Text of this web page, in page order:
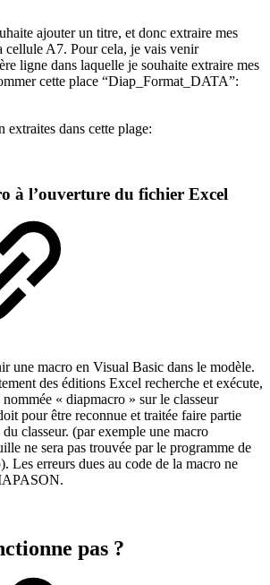
ajouter un titre, et donc extraire mes
cellule A7. Pour cela, je vais venir
ligne dans laquelle je souhaite extraire mes
cette place “Diap_Format_DATA”:
extraites dans cette plage:
à l’ouverture du fichier Excel
une macro en Visual Basic dans le modèle.
des éditions Excel recherche et exécute,
« diapmacro » sur le classeur
pour être reconnue et traitée faire partie
classeur. (par exemple une macro
ne sera pas trouvée par le programme de
Les erreurs dues au code de la macro ne
pas ?